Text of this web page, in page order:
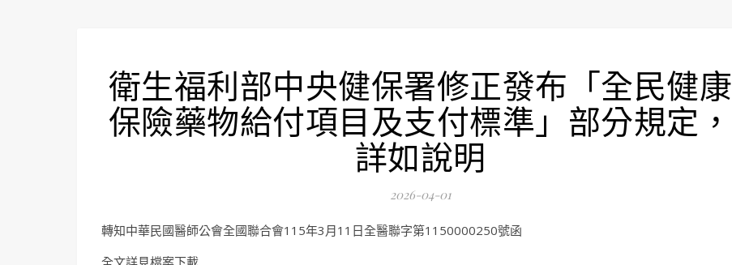
衛生福利部中央健保署修正發布「全民健康
保險藥物給付項目及支付標準」部分規定，
詳如說明
2026-04-01
轉知中華民國醫師公會全國聯合會115年3月11日全醫聯字第1150000250號函
全文詳見檔案下載